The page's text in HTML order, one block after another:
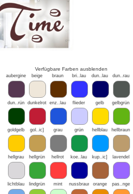
Verfügbare Farben ausblenden
aubergine beige braun bri..lau dun..lau dun..rau
dun..rün dunkelrot enz..lau flieder gelb gelbgrün
goldgelb gol..ic] grau grün hellblau hellbraun
hellgrau hellgrün hellrot koe..lau kup..ic] lavendel
lichtblau lindgrün mint nussbraun orange pas..nge